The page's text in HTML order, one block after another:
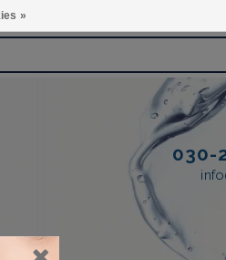
030-
»